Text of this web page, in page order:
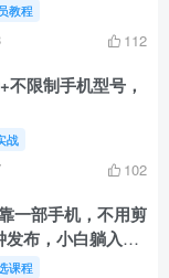
教程
112
不限制手机型号，
战
102
一部手机，不用剪
布，小白躺入
课程